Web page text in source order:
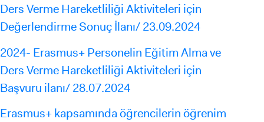
Ders Verme Hareketliliği Aktiviteleri için
Değerlendirme Sonuç İlanı/ 23.09.2024
2024- Erasmus+ Personelin Eğitim Alma ve
Ders Verme Hareketliliği Aktiviteleri için
Başvuru ilanı/ 28.07.2024
Erasmus+ kapsamında öğrencilerin öğrenim